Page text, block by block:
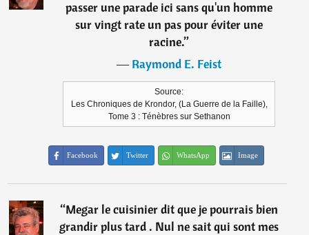
passer une parade ici sans qu'un homme
sur vingt rate un pas pour éviter une
racine.”
―Raymond E. Feist
Source:
Les Chroniques de Krondor, (La Guerre de la Faille),
Tome 3 : Ténèbres sur Sethanon
Facebook Twitter WhatsApp Image
“Megar le cuisinier dit que je pourrais bien
grandir plus tard . Nul ne sait qui sont mes